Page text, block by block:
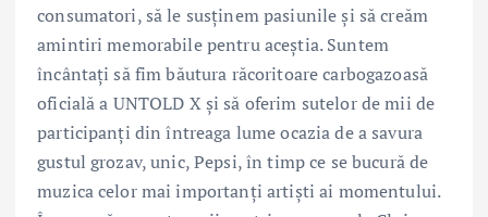
consumatori, să le susținem pasiunile și să creăm
amintiri memorabile pentru aceștia. Suntem
încântați să fim băutura răcoritoare carbogazoasă
oficială a UNTOLD X și să oferim sutelor de mii de
participanți din întreaga lume ocazia de a savura
gustul grozav, unic, Pepsi, în timp ce se bucură de
muzica celor mai importanți artiști ai momentului.